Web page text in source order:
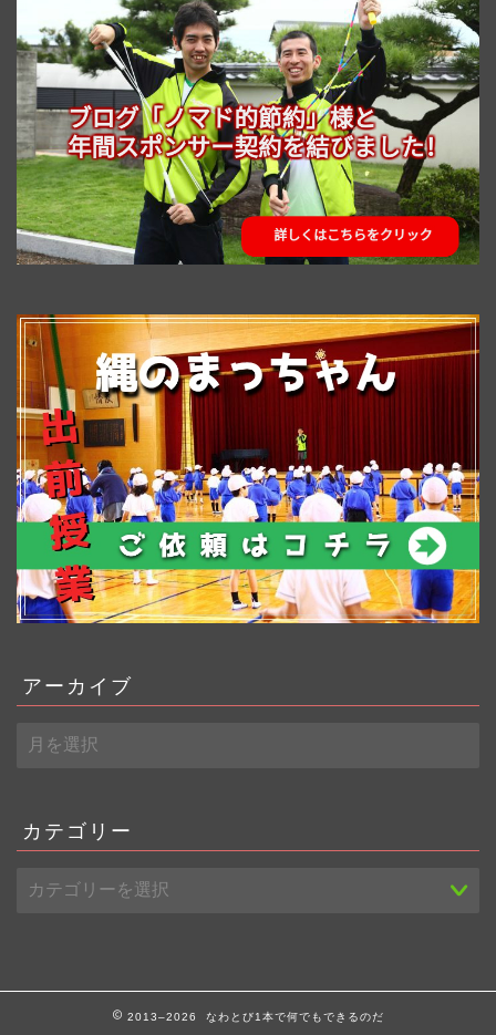
アーカイブ
ー
ブ
カテゴリー
2013–2026 なわとび1本で何でもできるのだ